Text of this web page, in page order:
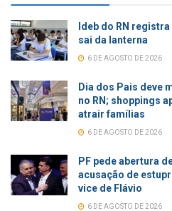
Ideb do RN
sai da lanterna
6 DE AGOSTO DE 2026
Dia dos Pais deve
no RN; shoppings
atrair famílias
6 DE AGOSTO DE 2026
PF pede abertura
acusação de
vice de Flávio
6 DE AGOSTO DE 2026